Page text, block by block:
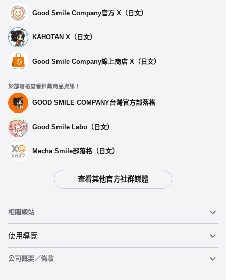
Good Smile Company官方 X（日文）
KAHOTAN X（日文）
Good Smile Company線上商店 X（日文）
於部落格查看推薦商品資訊！
GOOD SMILE COMPANY台灣官方部落格
Good Smile Labo（日文）
Mecha Smile部落格（日文）
查看其他官方社群媒體
相關網站
黏土人
黏土人臉部製造機（英文）
使用導覽
重要公告
公司概要／條款